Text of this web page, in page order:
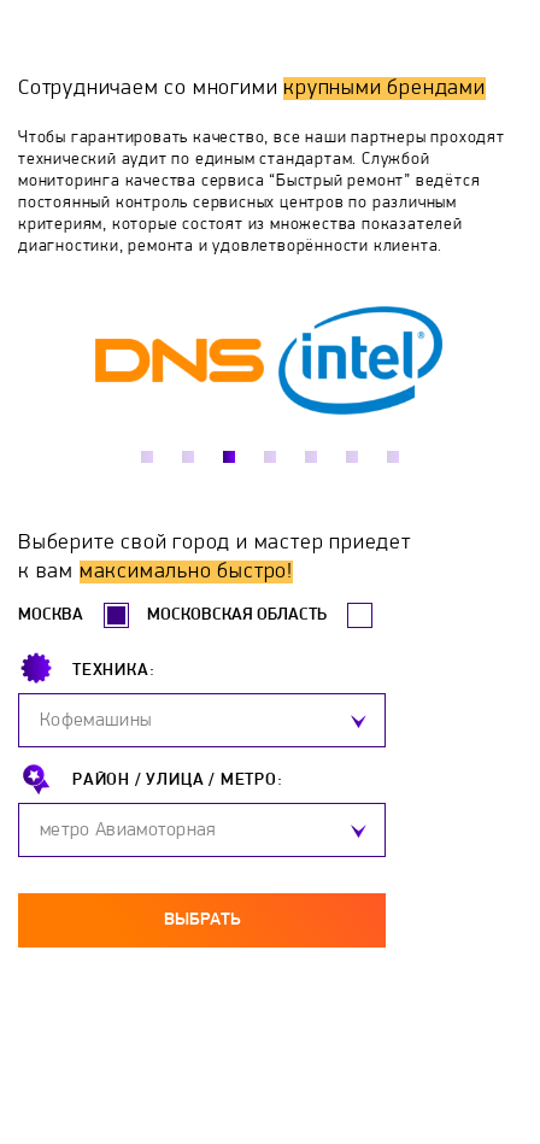
подключенных датчиков; схема управления - это
узел для реализации алгоритма работы электронного
устройства в целом и обеспечивает правильное
выполнение необходимых операций согласно его
назначению; источник питания - гарантирует
снабжение всех составляющих элементов устройства
стабильным электропитанием; схема измерения
значений - предназначена для регистрации
Accusys Commell Kingdy
PLANET Technology Vecow
Cincoze
Сотрудничаем со многими крупными брендами
Чтобы гарантировать качество, все наши партнеры проходят
технический аудит по единым стандартам. Службой
мониторинга качества сервиса “Быстрый ремонт” ведётся
постоянный контроль сервисных центров по различным
критериям, которые состоят из множества показателей
диагностики, ремонта и удовлетворённости клиента.
Выберите свой город и мастер приедет
к вам максимально быстро!
МОСКВА МОСКОВСКАЯ ОБЛАСТЬ
ТЕХНИКА:
Кофемашины
РАЙОН / УЛИЦА / МЕТРО:
метро Авиамоторная
ВЫБРАТЬ